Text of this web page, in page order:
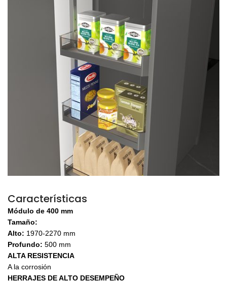
Características
Módulo de 400 mm
Tamaño:
Alto: 1970-2270 mm
Profundo: 500 mm
ALTA RESISTENCIA
A la corrosión
HERRAJES DE ALTO DESEMPEÑO